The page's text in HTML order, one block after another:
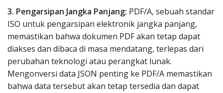
3. Pengarsipan Jangka Panjang: PDF/A, sebuah standar
ISO untuk pengarsipan elektronik jangka panjang,
memastikan bahwa dokumen PDF akan tetap dapat
diakses dan dibaca di masa mendatang, terlepas dari
perubahan teknologi atau perangkat lunak.
Mengonversi data JSON penting ke PDF/A memastikan
bahwa data tersebut akan tetap tersedia dan dapat